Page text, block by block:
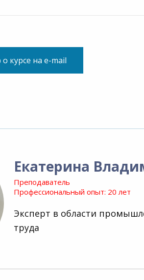
курсе на e-mail
Екатерина
Преподаватель
Профессиональный опыт: 20 лет
Эксперт в области
труда